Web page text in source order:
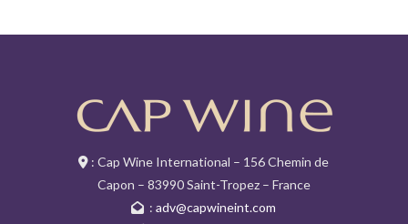
: Cap Wine International – 156 Chemin de
Capon – 83990 Saint-Tropez – France
:adv@capwineint.com